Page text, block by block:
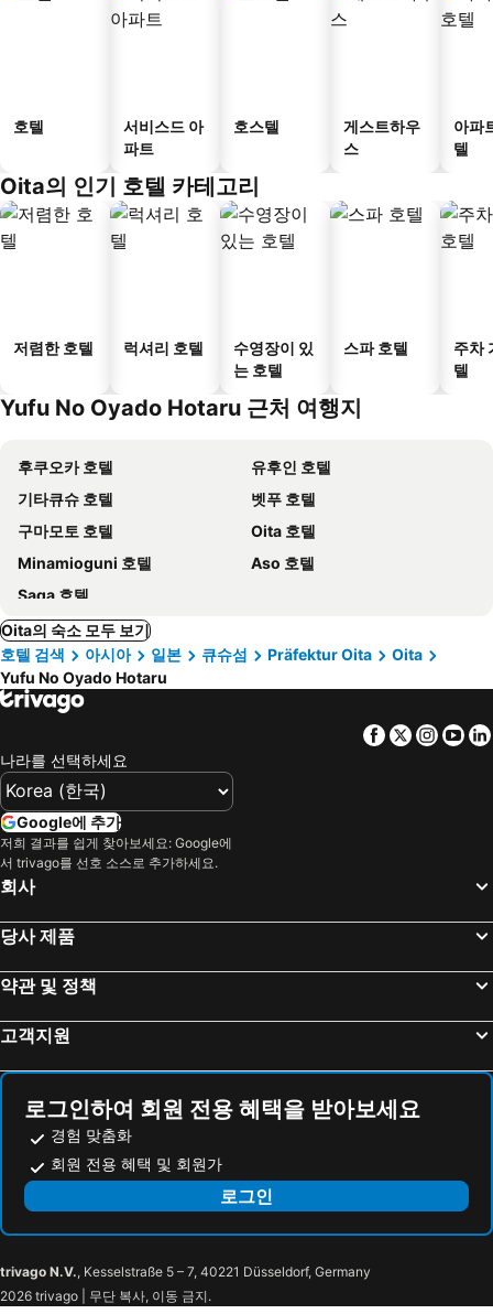
호텔
서비스드 아
파트
호스텔
게스트하우
스
아파
텔
Oita의 인기 호텔 카테고리
저렴한 호텔 럭셔리 호텔
수영장이 있
는 호텔
스파 호텔
주차
텔
Yufu No Oyado Hotaru 근처 여행지
후쿠오카 호텔
유후인 호텔
기타큐슈 호텔
벳푸 호텔
구마모토 호텔
Oita 호텔
Minamioguni 호텔
Aso 호텔
Saga 호텔
Oita의 숙소 모두 보기
호텔 검색
아시아 일본 큐슈섬 Präfektur Oita
Oita
Yufu No Oyado Hotaru
Facebook
Twitter
나라를 선택하세요
Google에 추가
저희 결과를 쉽게 찾아보세요: Google에
서 trivago를 선호 소스로 추가하세요.
회사
당사 제품
약관 및 정책
고객지원
로그인하여 회원 전용 혜택을 받아보세요
경험 맞춤화
회원 전용 혜택 및 회원가
로그인
trivago N.V., Kesselstraße 5 – 7, 40221 Düsseldorf, Germany
2026 trivago | 무단 복사, 이동 금지.